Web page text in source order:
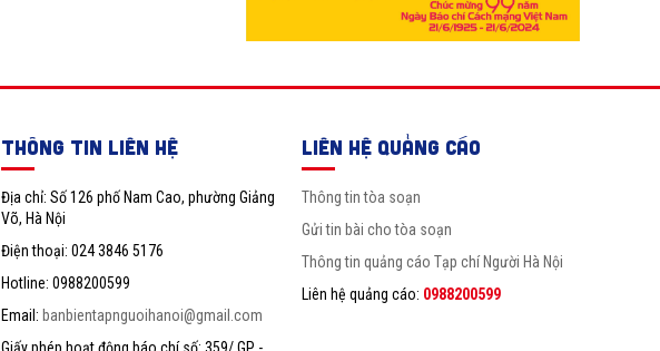
THÔNG TIN LIÊN HỆ
Địa chỉ: Số 126 phố Nam Cao, phường Giảng
Võ, Hà Nội
Điện thoại: 024 3846 5176
Hotline: 0988200599
Email: banbientapnguoihanoi@gmail.com
LIÊN HỆ QUẢNG CÁO
Thông tin tòa soạn
Gửi tin bài cho tòa soạn
Thông tin quảng cáo Tạp chí Người Hà Nội
Liên hệ quảng cáo: 0988200599